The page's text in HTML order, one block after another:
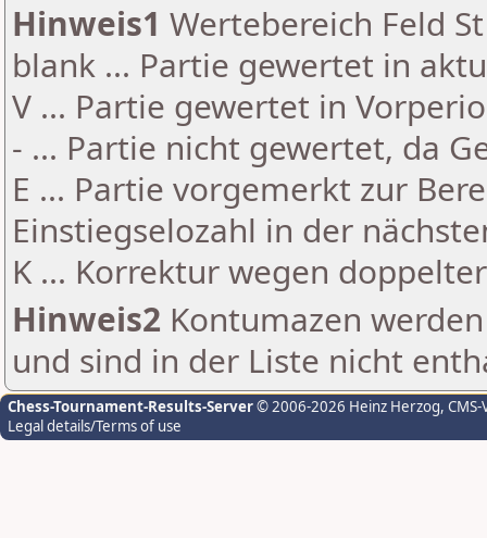
Hinweis1 Wertebereich Feld
blank ... Partie gewertet in
V ... Partie gewertet in
- ... Partie nicht gewertet, da
E ... Partie vorgemerkt zur
Einstiegselozahl in der
K ... Korrektur wegen
Hinweis2 Kontumazen
und sind in der Liste nicht
Chess-Tournament-Results-Server© 2006-2026 Heinz Herzog,
Legal details/Terms of use